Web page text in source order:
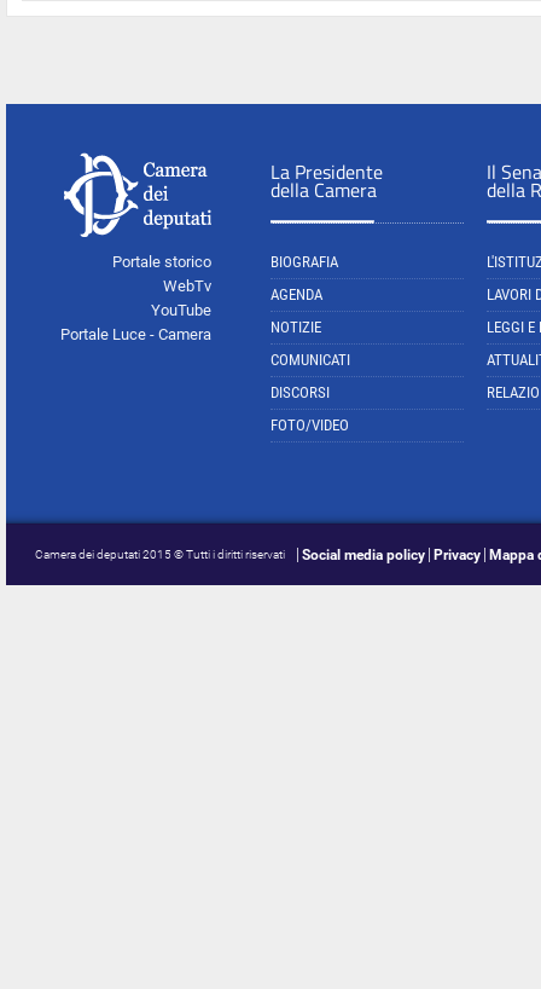
Portale storico
WebTv
YouTube
Portale Luce - Camera
La Presidente
della Camera
BIOGRAFIA
AGENDA
NOTIZIE
COMUNICATI
DISCORSI
FOTO/VIDEO
Il
della
LAVORI
LEGGI E
Camera dei deputati 2015 © Tutti i diritti riservati Social media policy Privacy Mappa